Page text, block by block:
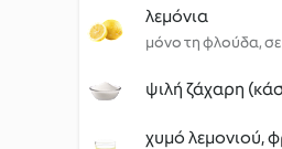
λεμόνια
μόνο τη φλούδα,
ψιλή ζάχαρη
χυμό λεμονιού,